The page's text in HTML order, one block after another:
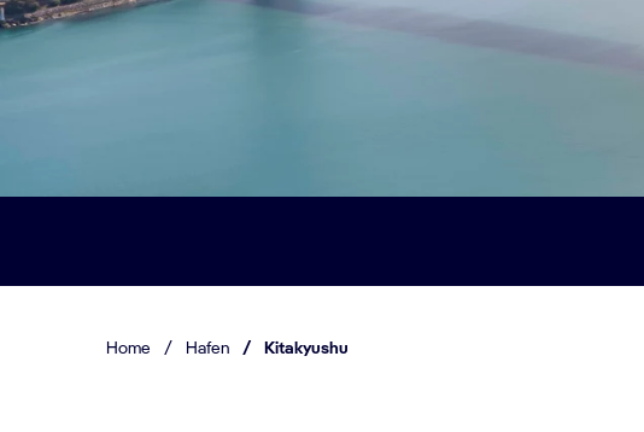
Home / Hafen / Kitakyushu